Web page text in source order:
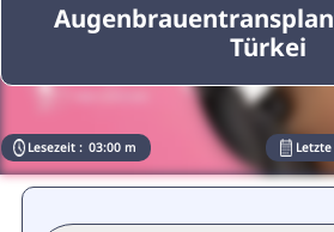
Türkei
Lesezeit : 03:00 m